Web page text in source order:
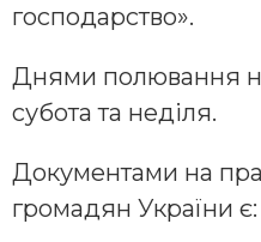
господарство».
Днями полювання
субота та неділя.
Документами на
громадян України є: